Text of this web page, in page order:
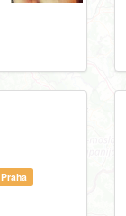
Praha